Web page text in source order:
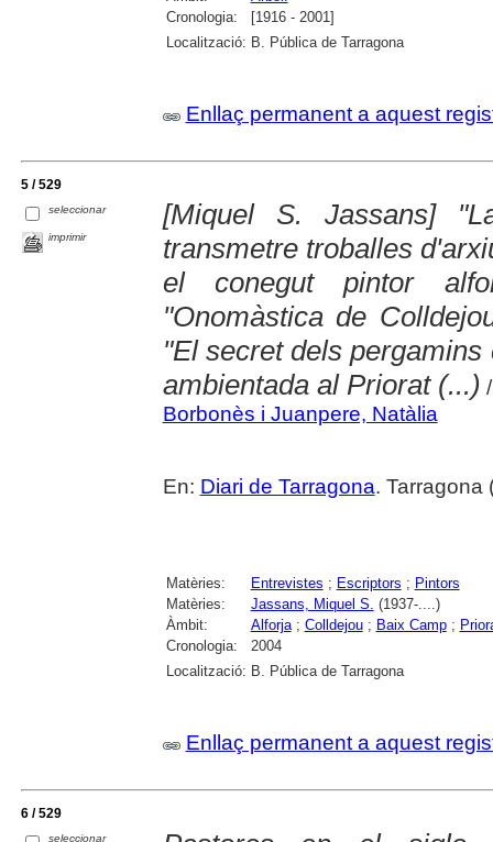
Cronologia:
[1916 - 2001]
Localització: B. Pública de Tarragona
Enllaç permanent a aquest
5 / 529
seleccionar
imprimir
[Miquel S. Jassans]
transmetre troballes
el conegut pintor
"Onomàstica de
"El secret dels
ambientada al Priorat (...)
Borbonès i Juanpere, Natàlia
En: Diari de Tarragona. Tarragona
Matèries: Entrevistes ; Escriptors ; Pintors
Matèries:
Jassans, Miquel S. (1937-....)
Àmbit:
Alforja; Colldejou; Baix Camp;
Cronologia:
2004
Localització: B. Pública de Tarragona
Enllaç permanent a aquest
6 / 529
seleccionar